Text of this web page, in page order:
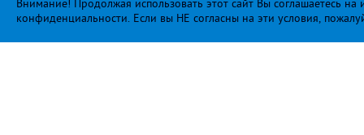
Внимание! Продолжая использовать этот сайт Вы соглашаетесь
конфиденциальности. Если вы НЕ согласны на эти условия,